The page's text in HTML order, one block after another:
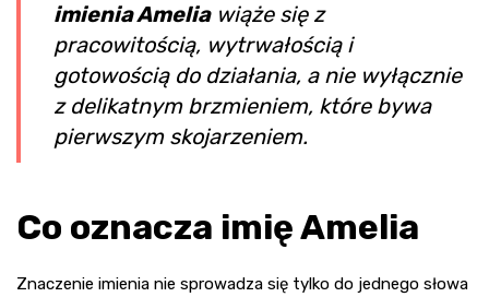
imienia Ameliawiąże się z
pracowitością, wytrwałością i
gotowością do działania, a nie wyłącznie
z delikatnym brzmieniem, które bywa
pierwszym skojarzeniem.
Co oznacza imię Amelia
Znaczenie imienia nie sprowadza się tylko do jednego słowa